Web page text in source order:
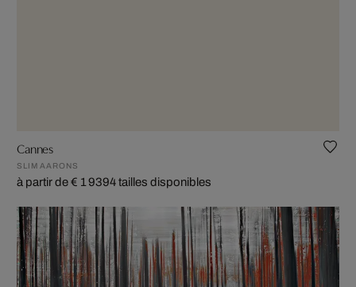
Cannes
SLIM AARONS
à partir de € 1 9394 tailles disponibles